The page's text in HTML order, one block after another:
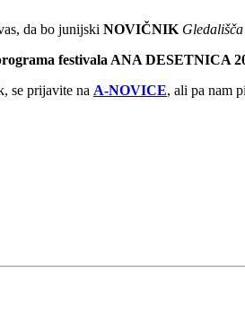
da bo junijski NOVIČNIK
festivala ANA DESETNICA
se prijavite na A-NOVICE, ali pa nam